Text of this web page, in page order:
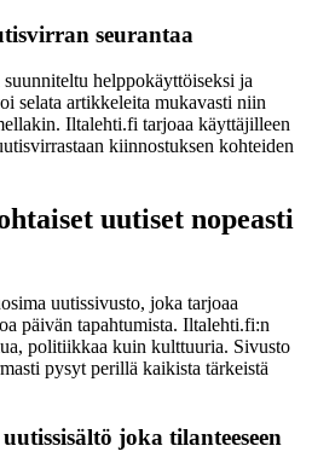
seurantaa
helppokäyttöiseksi ja
selata artikkeleita mukavasti niin
Iltalehti.fi tarjoaa käyttäjilleen
kiinnostuksen kohteiden
uutiset nopeasti
uutissivusto, joka tarjoaa
päivän tapahtumista. Iltalehti.fi:n
politiikkaa kuin kulttuuria. Sivusto
pysyt perillä kaikista tärkeistä
joka tilanteeseen